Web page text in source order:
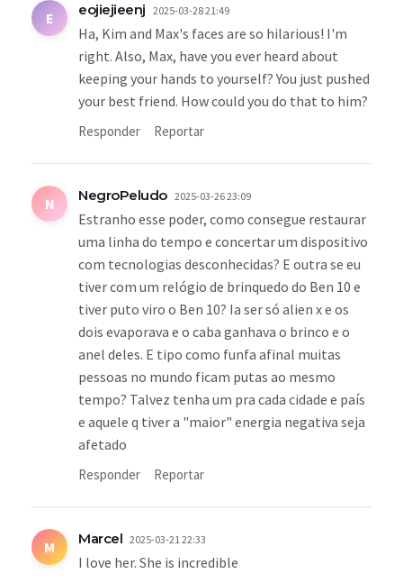
E eojiejieenj 2025-03-28 21:49
Ha, Kim and Max's faces are so hilarious! I'm
right. Also, Max, have you ever heard about
keeping your hands to yourself? You just pushed
your best friend. How could you do that to him?
Responder Reportar
N NegroPeludo 2025-03-26 23:09
Estranho esse poder, como consegue restaurar
uma linha do tempo e concertar um dispositivo
com tecnologias desconhecidas? E outra se eu
tiver com um relógio de brinquedo do Ben 10 e
tiver puto viro o Ben 10? Ia ser só alien x e os
dois evaporava e o caba ganhava o brinco e o
anel deles. E tipo como funfa afinal muitas
pessoas no mundo ficam putas ao mesmo
tempo? Talvez tenha um pra cada cidade e país
e aquele q tiver a "maior" energia negativa seja
afetado
Responder Reportar
M Marcel 2025-03-21 22:33
I love her. She is incredible